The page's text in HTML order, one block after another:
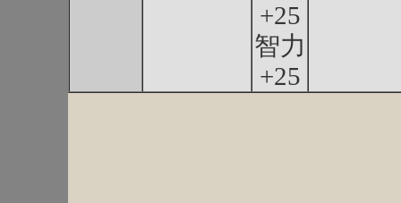
+25
智力
+25